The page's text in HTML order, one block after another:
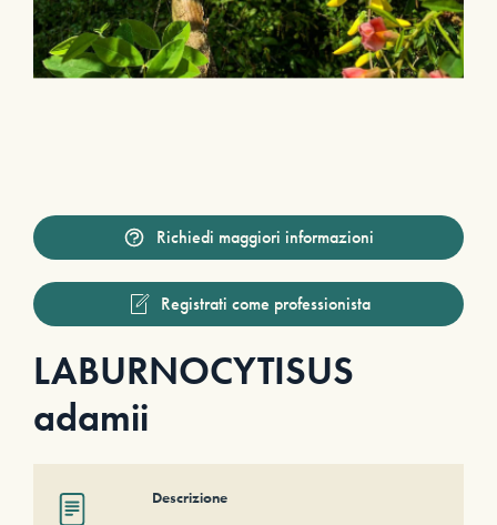
Richiedi maggiori informazioni
Registrati come professionista
LABURNOCYTISUS
adamii
Descrizione